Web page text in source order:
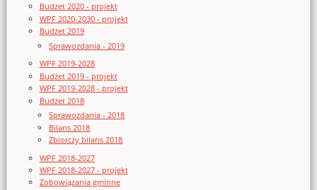
Budżet 2020 - projekt
WPF 2020-2030 - projekt
Budżet 2019
Sprawozdania - 2019
WPF 2019-2028
Budżet 2019 - projekt
WPF 2019-2028 - projekt
Budżet 2018
Sprawozdania - 2018
Bilans 2018
Zbiorczy bilans 2018
WPF 2018-2027
WPF 2018-2027 - projekt
Zobowiązania gminne